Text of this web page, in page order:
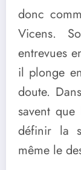
donc
Vicens.
entrevues
il plonge
doute.
savent
définir la
même le